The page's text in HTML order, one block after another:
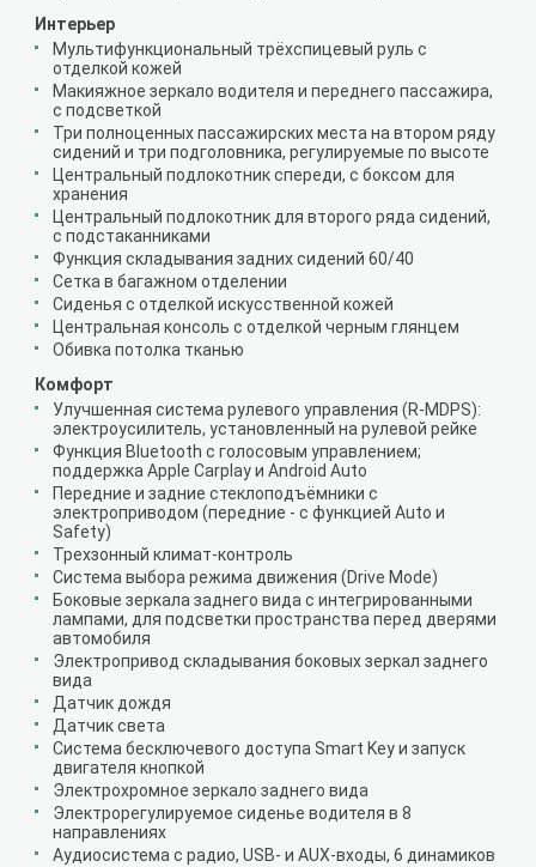
Интерьер
Мультифункциональный трёхспицевый руль с
отделкой кожей
Макияжное зеркало водителя и переднего пассажира,
с подсветкой
Три полноценных пассажирских места на втором ряду
сидений и три подголовника, регулируемые по высоте
Центральный подлокотник спереди, с боксом для
хранения
Центральный подлокотник для второго ряда сидений,
с подстаканниками
Функция складывания задних сидений 60/40
Сетка в багажном отделении
Сиденья с отделкой искусственной кожей
Центральная консоль с отделкой черным глянцем
Обивка потолка тканью
Комфорт
Улучшенная система рулевого управления (R-MDPS):
электроусилитель, установленный на рулевой рейке
Функция Bluetooth с голосовым управлением;
поддержка Apple Carplay и Android Auto
Передние и задние стеклоподъёмники с
электроприводом (передние - с функцией Auto и
Safety)
Трехзонный климат-контроль
Система выбора режима движения (Drive Mode)
Боковые зеркала заднего вида с интегрированными
лампами, для подсветки пространства перед дверями
автомобиля
Электропривод складывания боковых зеркал заднего
вида
Датчик дождя
Датчик света
Система бесключевого доступа Smart Key и запуск
двигателя кнопкой
Электрохромное зеркало заднего вида
Электрорегулируемое сиденье водителя в 8
направлениях
Аудиосистема с радио, USB- и AUX-входы, 6 динамиков